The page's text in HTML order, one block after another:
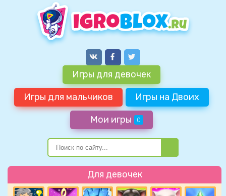
Игры для девочек
Игры для мальчиков Игры на Двоих
Мои игры 0
Для девочек